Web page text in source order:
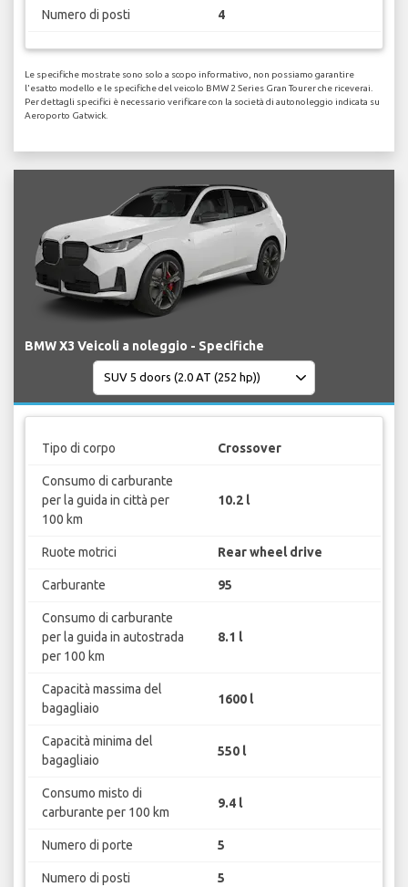
Numero di posti 4
Le specifiche mostrate sono solo a scopo informativo, non possiamo garantire
l'esatto modello e le specifiche del veicolo BMW 2 Series Gran Tourer che riceverai.
Per dettagli specifici è necessario verificare con la società di autonoleggio indicata su
Aeroporto Gatwick.
BMW X3 Veicoli a noleggio - Specifiche
Tipo di corpo Crossover
Consumo di carburante
per la guida in città per
100 km
10.2 l
Ruote motrici Rear wheel drive
Carburante 95
Consumo di carburante
per la guida in autostrada
per 100 km
8.1 l
Capacità massima del
bagagliaio
1600 l
Capacità minima del
bagagliaio
550 l
Consumo misto di
carburante per 100 km
9.4 l
Numero di porte 5
Numero di posti 5